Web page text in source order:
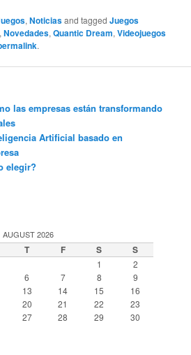
,Noticiasand taggedJuegos
,Novedades,Quantic Dream,Videojuegos
.
las empresas están transformando
Artificial basado en
elegir?
AUGUST 2026
T F S S
1
2
6 7 8
9
13 14 15
16
20 21 22
23
27 28 29
30